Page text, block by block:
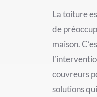
La toiture
de
maison.
couvreurs
solutions